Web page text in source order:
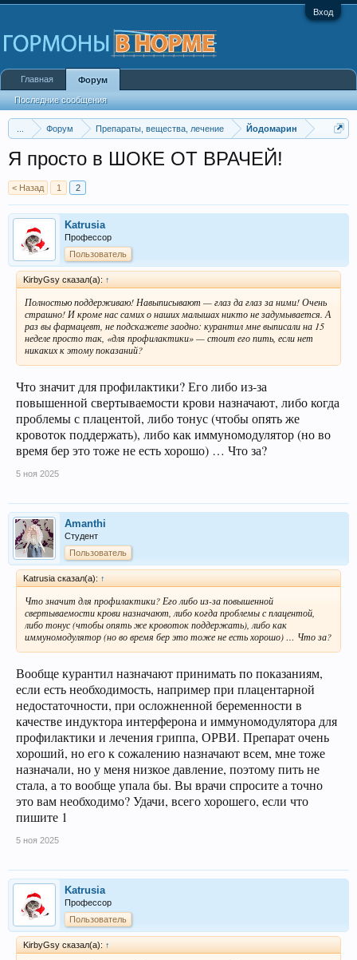
Вход
Форум Препараты, вещества, лечение Йодомарин
Я просто в ШОКЕ ОТ ВРАЧЕЙ!
< Назад 1 2
Katrusia
Профессор
Пользователь
KirbyGsy сказал(а): ↑
Полностью поддерживаю! Навыписывают — глаз да глаз за ними! Очень
страшно! И кроме нас самих о наших малышах никто не задумывается. А
раз вы фармацевт, не подскажете заодно: курантил мне выписали на 15
неделе просто так, «для профилактики» — стоит его пить, если нет
никаких к этому показаний?
Что значит для профилактики? Его либо из-за
повышенной свертываемости крови назначают, либо когда
проблемы с плацентой, либо тонус (чтобы опять же
кровоток поддержать), либо как иммуномодулятор (но во
время бер это тоже не есть хорошо) … Что за?
5 ноя 2025
Amanthi
Студент
Пользователь
Katrusia сказал(а): ↑
Что значит для профилактики? Его либо из-за повышенной
свертываемости крови назначают, либо когда проблемы с плацентой,
либо тонус (чтобы опять же кровоток поддержать), либо как
иммуномодулятор (но во время бер это тоже не есть хорошо) … Что за?
Вообще курантил назначают принимать по показаниям,
если есть необходимость, например при плацентарной
недостаточности, при осложненной беременности в
качестве индуктора интерферона и иммуномодулятора для
профилактики и лечения гриппа, ОРВИ. Препарат очень
хороший, но его к сожалению назначают всем, мне тоже
назначали, но у меня низкое давление, поэтому пить не
стала, а то вообще упала бы. Вы врачи спросите а точно
это вам необходимо? Удачи, всего хорошего, если что
пишите 1
5 ноя 2025
Katrusia
Профессор
Пользователь
KirbyGsy сказал(а): ↑
Главная Форум
Последние сообщения